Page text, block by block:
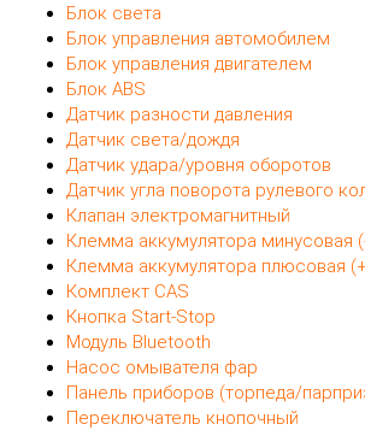
Блок света
Блок управления автомобилем
Блок управления двигателем
Блок ABS
Датчик разности давления
Датчик света/дождя
Датчик удара/уровня оборотов
Датчик угла поворота рулевого
Клапан электромагнитный
Клемма аккумулятора минусовая
Клемма аккумулятора плюсовая
Комплект CAS
Кнопка Start-Stop
Модуль Bluetooth
Насос омывателя фар
Панель приборов (торпеда/
Переключатель кнопочный